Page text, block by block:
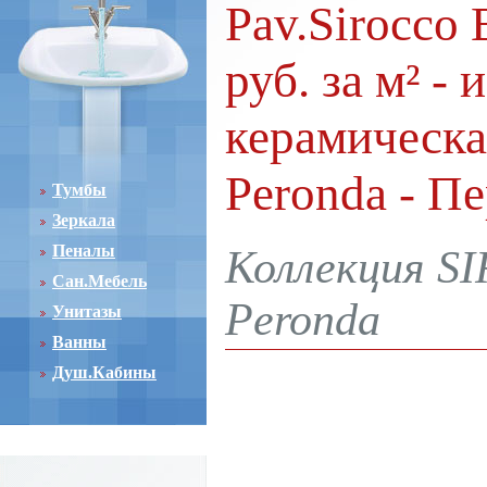
Тумбы
Зеркала
Пеналы
Сан.Мебель
Унитазы
Ванны
Душ.Кабины
Pav.Sirocco
руб. за м² -
Peronda -
Коллекция
Peronda